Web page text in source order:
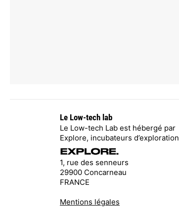
Le Low-tech lab
Le Low-tech Lab est hébergé par
Explore, incubateurs d’exploration
1, rue des senneurs
29900 Concarneau
FRANCE
Mentions légales